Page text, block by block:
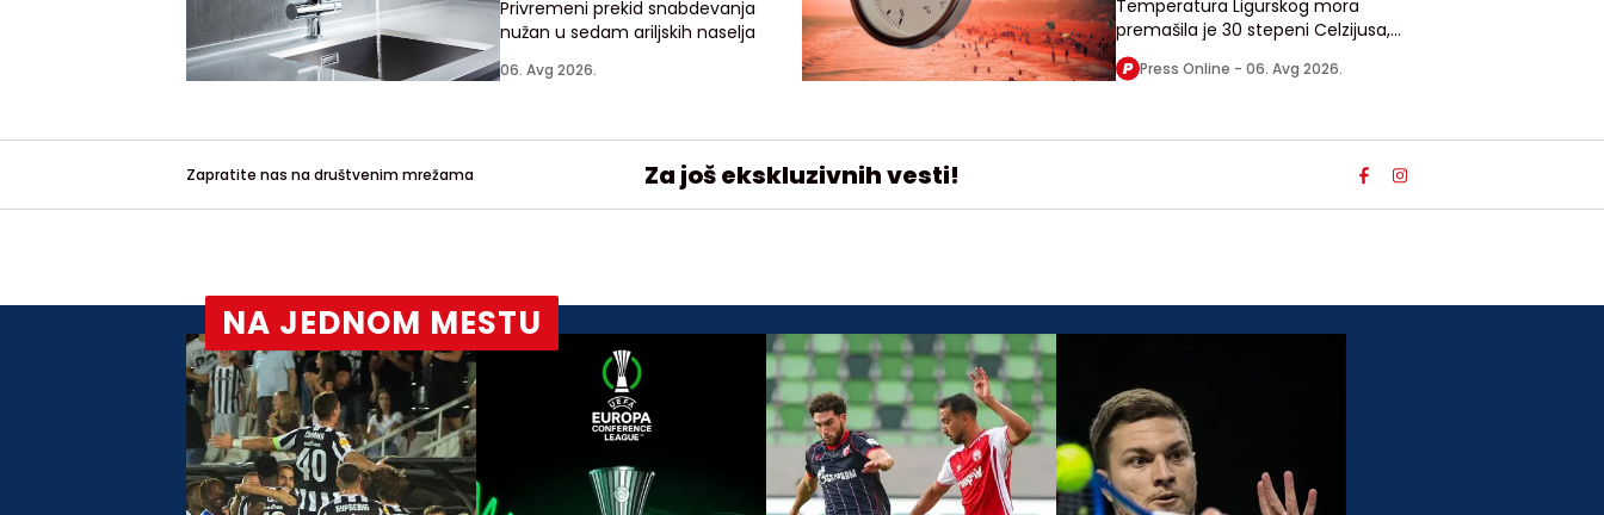
Privremeni prekid snabdevanja
nužan u sedam ariljskih naselja
06. Avg 2026.
Temperatura Ligurskog mora
premašila je 30 stepeni Celzijusa,
vrednost koju do sada nije zabeležila
Press Online - 06. Avg 2026.
Zapratite nas na društvenim mrežama Za još ekskluzivnih vesti!
NA JEDNOM MESTU